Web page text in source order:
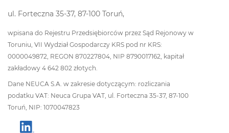
ul. Forteczna 35-37, 87-100 Toruń,
wpisana do Rejestru Przedsiębiorców przez Sąd Rejonowy w
Toruniu, VII Wydział Gospodarczy KRS pod nr KRS:
0000049872, REGON 870227804, NIP 8790017162, kapitał
zakładowy 4 642 802 złotych.
Dane NEUCA S.A. w zakresie dotyczącym: rozliczania
podatku VAT: Neuca Grupa VAT, ul. Forteczna 35-37, 87-100
Toruń, NIP: 1070047823